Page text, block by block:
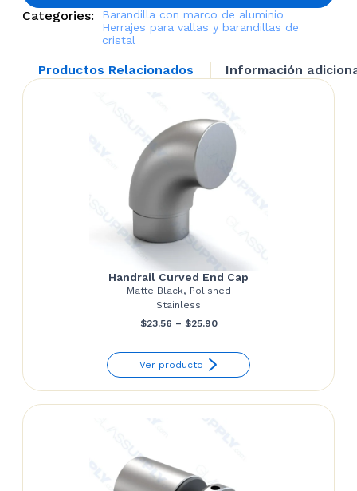
Categories:
Barandilla con marco de aluminio
Herrajes para vallas y barandillas de
cristal
Productos Relacionados Información
Handrail Curved End Cap
Matte Black, Polished
Stainless
$23.56 – $25.90Price
$23.56
through
Ver producto